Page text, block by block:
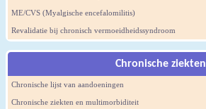
ME/CVS (Myalgische encefalomilitis)
Revalidatie bij chronisch vermoeidheidssyndroom
Chronische ziekten
Chronische lijst van aandoeningen
Chronische ziekten en multimorbiditeit